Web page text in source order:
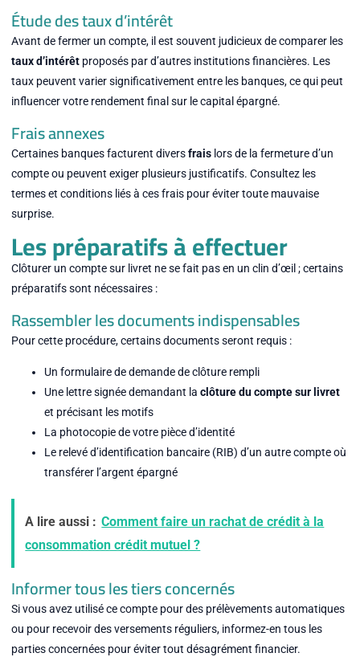
Étude des taux d’intérêt
Avant de fermer un compte, il est souvent judicieux de comparer les
taux d’intérêtproposés par d’autres institutions financières. Les
taux peuvent varier significativement entre les banques, ce qui peut
influencer votre rendement final sur le capital épargné.
Frais annexes
Certaines banques facturent diversfraislors de la fermeture d’un
compte ou peuvent exiger plusieurs justificatifs. Consultez les
termes et conditions liés à ces frais pour éviter toute mauvaise
surprise.
Les préparatifs à effectuer
Clôturer un compte sur livret ne se fait pas en un clin d’œil ; certains
préparatifs sont nécessaires :
Rassembler les documents indispensables
Pour cette procédure, certains documents seront requis :
Un formulaire de demande de clôture rempli
Une lettre signée demandant la clôture du compte sur livret
et précisant les motifs
La photocopie de votre pièce d’identité
Le relevé d’identification bancaire (RIB) d’un autre compte où
transférer l’argent épargné
A lire aussi : Comment faire un rachat de crédit à la
consommation crédit mutuel ?
Informer tous les tiers concernés
Si vous avez utilisé ce compte pour des prélèvements automatiques
ou pour recevoir des versements réguliers, informez-en tous les
parties concernées pour éviter tout désagrément financier.